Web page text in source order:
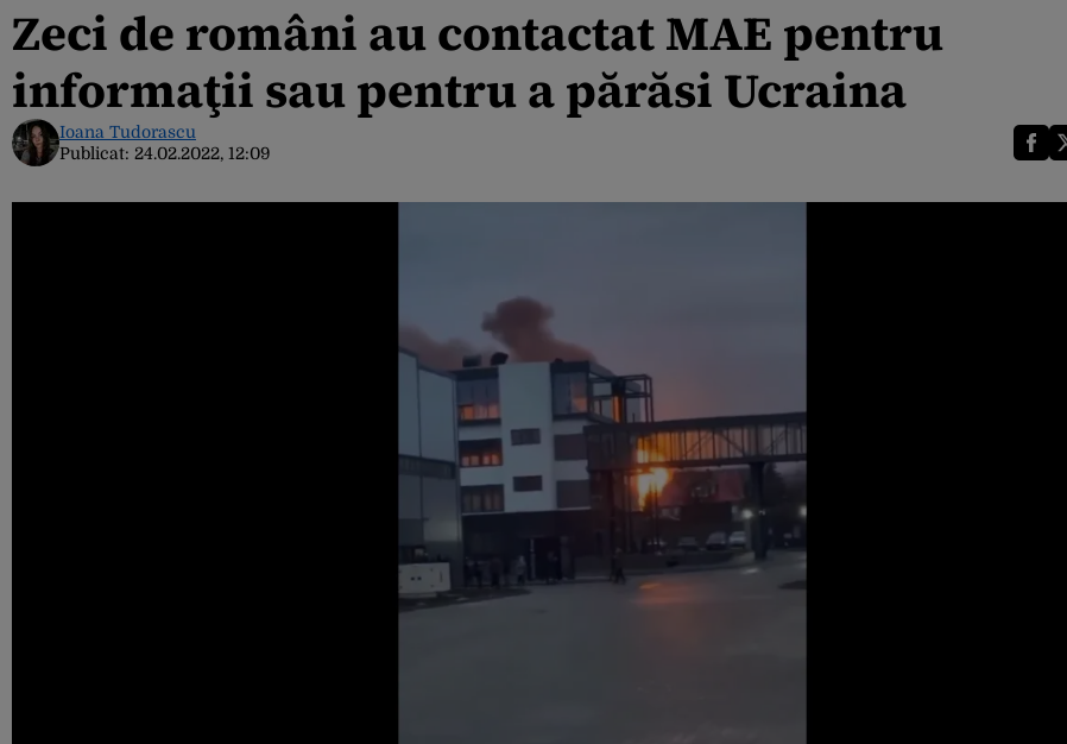
Zeci de români au contactat MAE pentru
informaţii sau pentru a părăsi Ucraina
Ioana Tudorascu
Publicat: 24.02.2022, 12:09